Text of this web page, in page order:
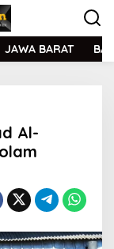
JAWA BARAT
Al-